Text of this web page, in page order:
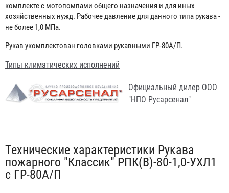
комплекте с мотопомпами общего назначения и для иных
хозяйственных нужд. Рабочее давление для данного типа рукава -
не более 1,0 МПа.
Рукав укомплектован головками рукавными ГР-80А/П.
Типы климатических исполнений
Официальный дилер ООО
"НПО Русарсенал"
Табы
Технические характеристики Рукава
пожарного "Классик" РПК(В)-80-1,0-УХЛ1
с ГР-80А/П